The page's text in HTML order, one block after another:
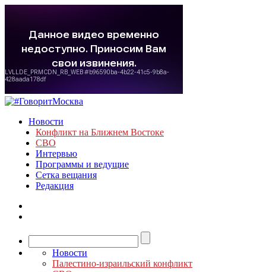
Новости
Конфликт на Ближнем Востоке
СВО
Интервью
Программы и ведущие
Сетка вещания
Редакция
Новости
Палестино-израильский конфликт